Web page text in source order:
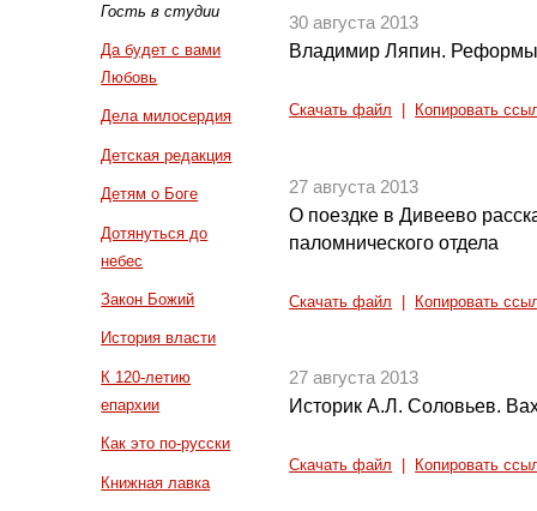
Гость в студии
Да будет с вами
Любовь
Дела милосердия
Детская редакция
Детям о Боге
Дотянуться до
небес
Закон Божий
История власти
К 120-летию
епархии
Как это по-русски
Книжная лавка
30 августа 2013
Владимир Ляпин. Реформы
Скачать файл Копировать
27 августа 2013
О поездке в Дивеево
паломнического отдела
Скачать файл Копировать
27 августа 2013
Историк А.Л. Соловьев.
Скачать файл Копировать